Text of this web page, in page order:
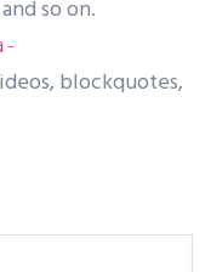
so on.
blockquotes,